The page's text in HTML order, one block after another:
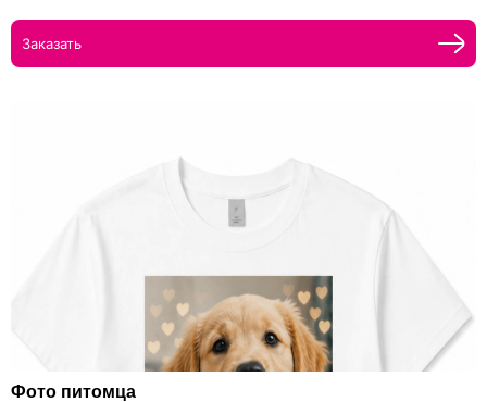
Заказать
Фото питомца